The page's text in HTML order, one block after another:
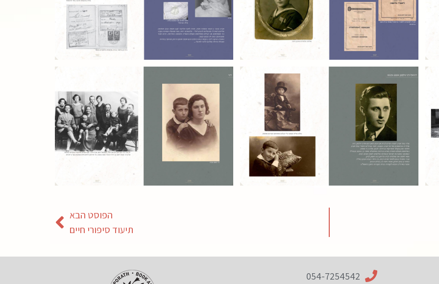
הפוסט הבא
תיעוד סיפורי חיים
054-7254542